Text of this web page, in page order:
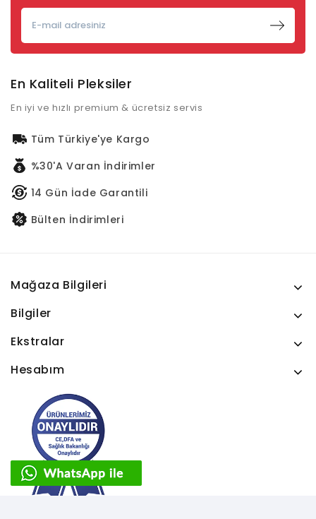
En Kaliteli Pleksiler
En iyi ve hızlı premium & ücretsiz servis
Tüm Türkiye'ye Kargo
%30'a Varan İndirimler
14 Gün İade Garantili
Bülten İndirimleri
Mağaza Bilgileri
Bilgiler
Ekstralar
Hesabım